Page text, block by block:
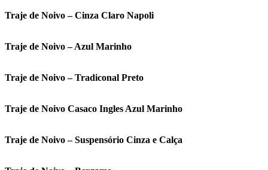
Traje de Noivo – Cinza Claro Napoli
Traje de Noivo – Azul Marinho
Traje de Noivo – Tradiconal Preto
Traje de Noivo Casaco Ingles Azul Marinho
Traje de Noivo – Suspensório Cinza e Calça